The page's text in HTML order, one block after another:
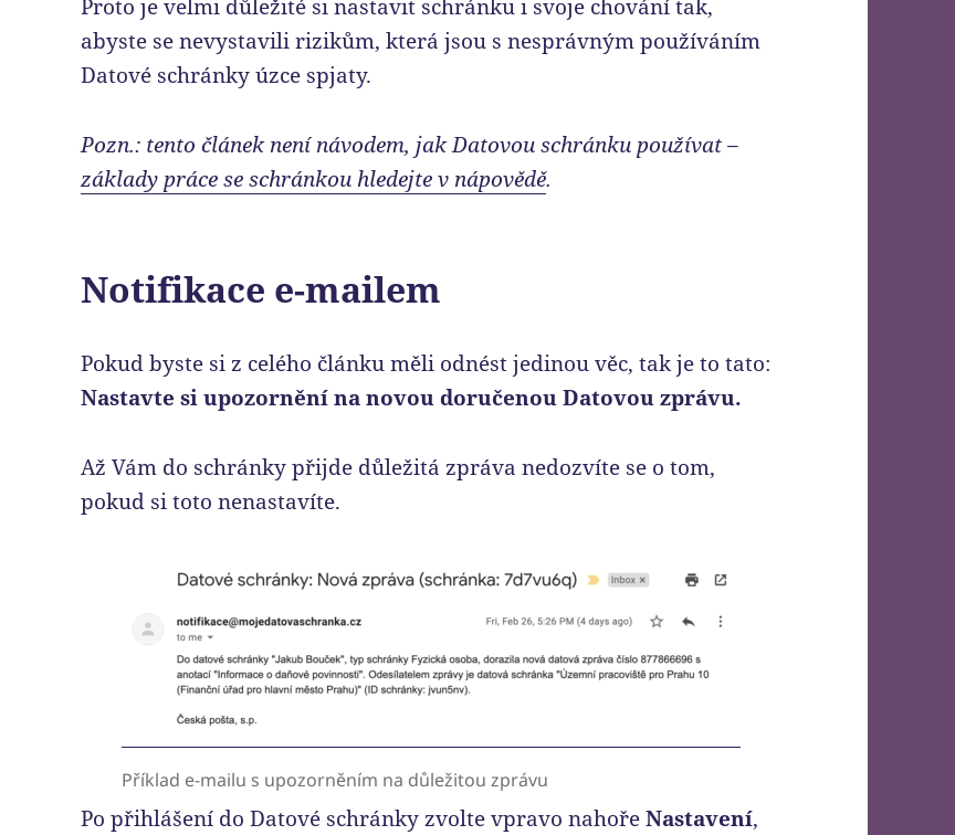
Proto je velmi důležité si nastavit schránku i svoje chování tak,
abyste se nevystavili rizikům, která jsou s nesprávným používáním
Datové schránky úzce spjaty.
Pozn.: tento článek není návodem, jak Datovou schránku používat –
základy práce se schránkou hledejte v nápovědě.
Notifikace e-mailem
Pokud byste si z celého článku měli odnést jedinou věc, tak je to tato:
Nastavte si upozornění na novou doručenou Datovou zprávu.
Až Vám do schránky přijde důležitá zpráva nedozvíte se o tom,
pokud si toto nenastavíte.
Příklad e-mailu s upozorněním na důležitou zprávu
Po přihlášení do Datové schránky zvolte vpravo nahořeNastavení,